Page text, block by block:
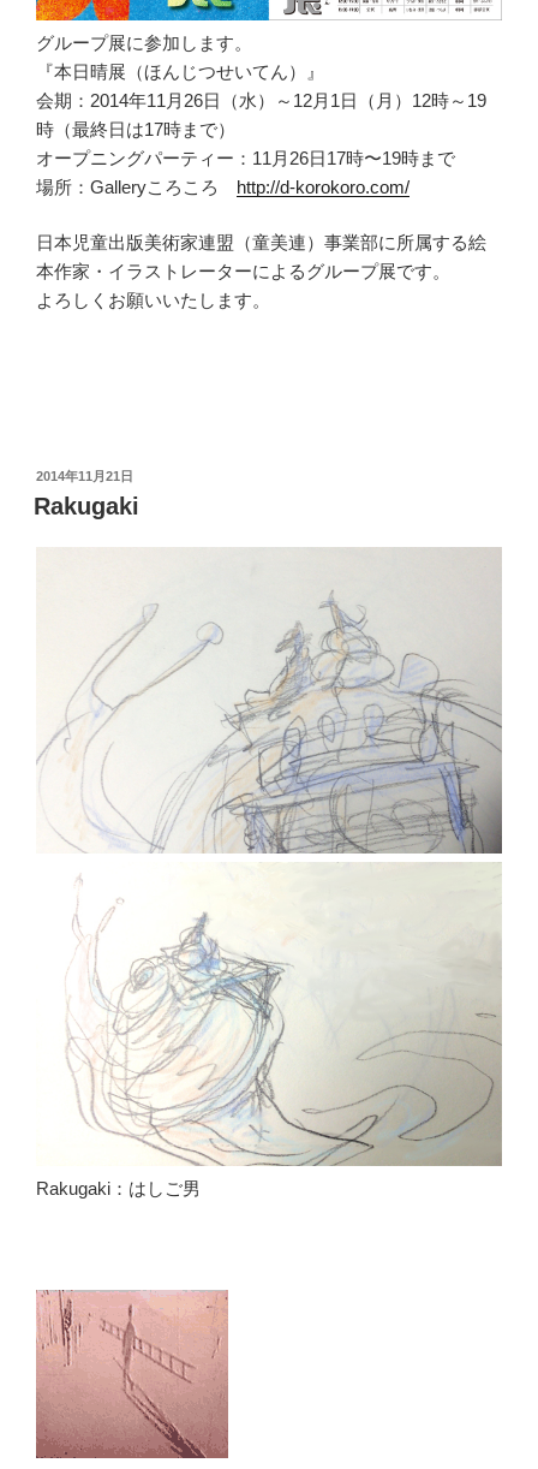
グループ展に参加します。
『本日晴展（ほんじつせいてん）』
会期：2014年11月26日（水）～12月1日（月）12時～19
時（最終日は17時まで）
オープニングパーティー：11月26日17時〜19時まで
場所：Galleryころころ http://d-korokoro.com/
日本児童出版美術家連盟（童美連）事業部に所属する絵
本作家・イラストレーターによるグループ展です。
よろしくお願いいたします。
投
稿
日:
2014年11月21日
Rakugaki
Rakugaki：はしご男